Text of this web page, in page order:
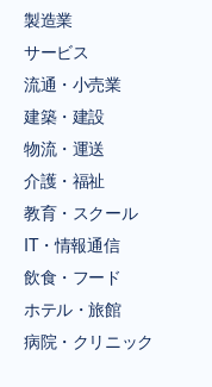
製造業
サービス
流通・小売業
建築・建設
物流・運送
介護・福祉
教育・スクール
IT・情報通信
飲食・フード
ホテル・旅館
病院・クリニック